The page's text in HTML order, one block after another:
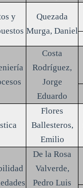
y
Quezada
Murga, Daniel
Costa
Rodríguez,
Jorge
Eduardo
Flores
Ballesteros,
Emilio
De la Rosa
Valverde,
Pedro Luis